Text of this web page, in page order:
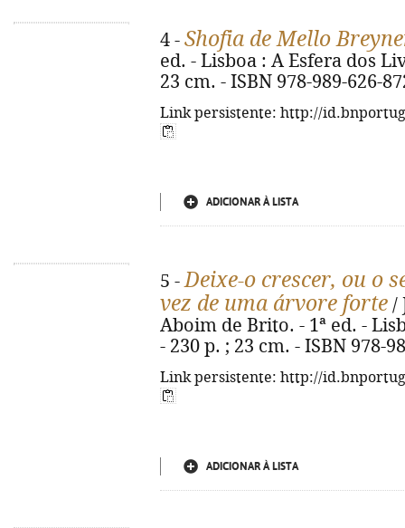
4 - Shofia de Mello
ed. - Lisboa : A Esfera dos
23 cm. - ISBN 978-989-626-
Link persistente: http://
ADICIONAR À LISTA
5 -Deixe-o crescer, ou o
vez de uma árvore forte /
Aboim de Brito. - 1ª ed. -
- 230 p. ; 23 cm. - ISBN 978-
Link persistente: http://
ADICIONAR À LISTA